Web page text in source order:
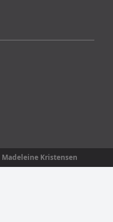
Madeleine Kristensen